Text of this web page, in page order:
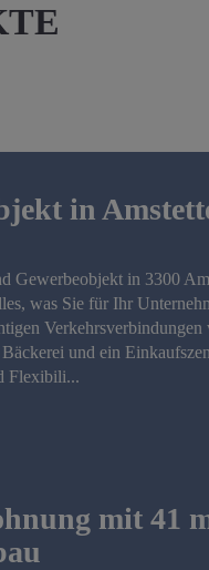
in
Gewerbeobjekt in 3300
was Sie für Ihr
und ein
Flexibili...
mit 41